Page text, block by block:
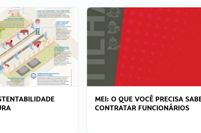
MEI: O QUE VOCÊ PRECISA
CONTRATAR FUNCIONÁRIOS